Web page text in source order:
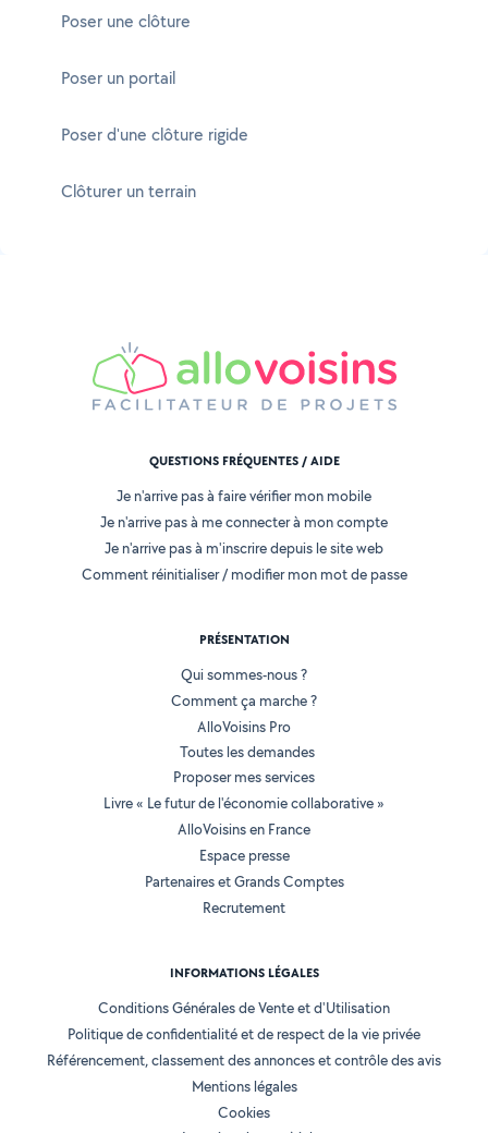
Poser une clôture
Poser un portail
Poser d'une clôture rigide
Clôturer un terrain
QUESTIONS FRÉQUENTES / AIDE
Je n'arrive pas à faire vérifier mon mobile
Je n'arrive pas à me connecter à mon compte
Je n'arrive pas à m'inscrire depuis le site web
Comment réinitialiser / modifier mon mot de passe
PRÉSENTATION
Qui sommes-nous ?
Comment ça marche ?
AlloVoisins Pro
Toutes les demandes
Proposer mes services
Livre « Le futur de l'économie collaborative »
AlloVoisins en France
Espace presse
Partenaires et Grands Comptes
Recrutement
INFORMATIONS LÉGALES
Conditions Générales de Vente et d'Utilisation
Politique de confidentialité et de respect de la vie privée
Référencement, classement des annonces et contrôle des avis
Mentions légales
Cookies